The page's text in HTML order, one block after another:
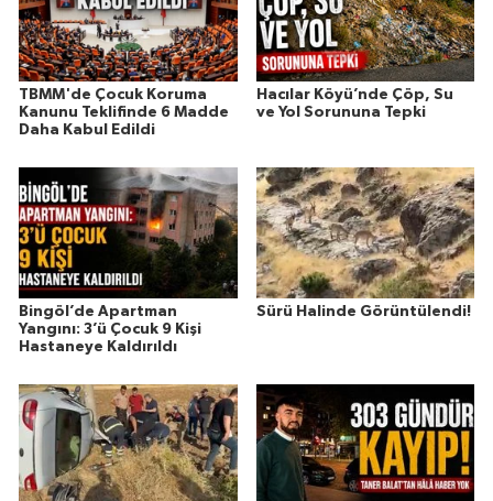
TBMM'de Çocuk Koruma
Kanunu Teklifinde 6 Madde
Daha Kabul Edildi
Hacılar Köyü’nde Çöp, Su
ve Yol Sorununa Tepki
Bingöl’de Apartman
Yangını: 3’ü Çocuk 9 Kişi
Hastaneye Kaldırıldı
Sürü Halinde Görüntülendi!